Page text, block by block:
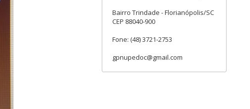
Bairro Trindade - Florianópolis/SC
CEP 88040-900
Fone: (48) 3721-2753
gpnupedoc@gmail.com